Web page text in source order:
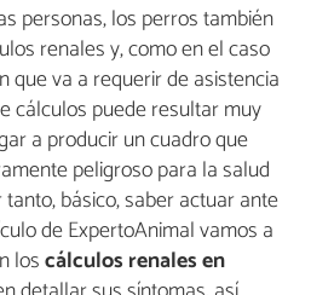
personas, los perros también
renales y, como en el caso
que va a requerir de asistencia
cálculos puede resultar muy
a producir un cuadro que
peligroso para la salud
básico, saber actuar ante
de ExpertoAnimal vamos a
loscálculos renales en